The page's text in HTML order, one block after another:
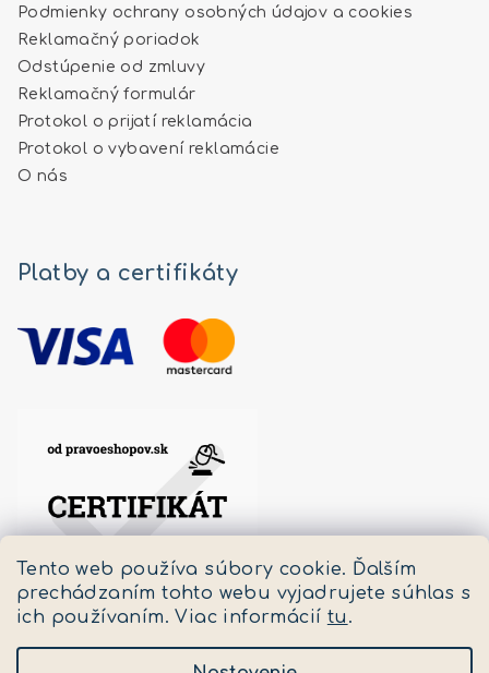
Tento web používa súbory cookie. Ďalším
prechádzaním tohto webu vyjadrujete súhlas s
ich používaním. Viac informácií tu .
Podmienky ochrany osobných údajov a cookies
Reklamačný poriadok
Odstúpenie od zmluvy
Reklamačný formulár
Protokol o prijatí reklamácia
Protokol o vybavení reklamácie
O nás
Platby a certifikáty